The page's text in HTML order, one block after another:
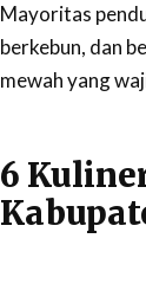
Mayoritas
berkebun, dan
mewah yang
6